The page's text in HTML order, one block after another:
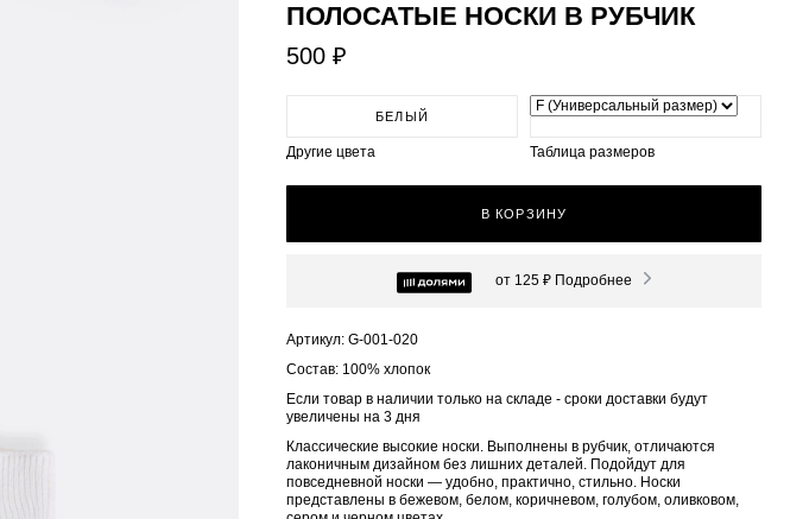
​ПОЛОСАТЫЕ НОСКИ В РУБЧИК
500 ₽
БЕЛЫЙ
Другие цвета Таблица размеров
В КОРЗИНУ
от 125 ₽ Подробнее
Артикул: G-001-020
Состав: 100% хлопок
Если товар в наличии только на складе - сроки доставки будут
увеличены на 3 дня
Классические высокие носки. Выполнены в рубчик, отличаются
лаконичным дизайном без лишних деталей. Подойдут для
повседневной носки — удобно, практично, стильно. Носки
представлены в бежевом, белом, коричневом, голубом, оливковом,